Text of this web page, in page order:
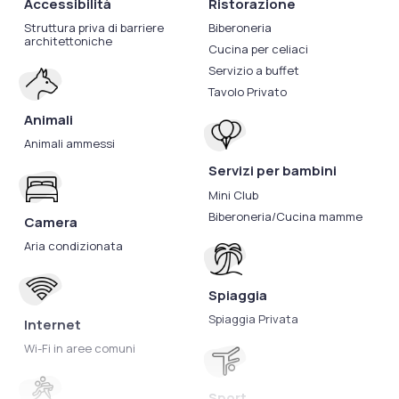
Accessibilità
Struttura priva di barriere
architettoniche
Animali
Animali ammessi
Camera
Aria condizionata
Internet
Wi-Fi in aree comuni
Ristorazione
Biberoneria
Cucina per celiaci
Servizio a buffet
Tavolo Privato
Servizi per bambini
Mini Club
Biberoneria/Cucina mamme
Spiaggia
Spiaggia Privata